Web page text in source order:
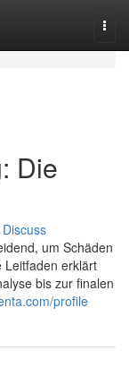
Die
Discuss
um Schäden
Leitfaden erklärt
bis zur finalen
profile